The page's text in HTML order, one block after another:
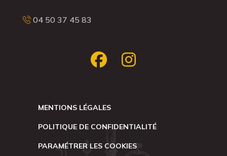
04 50 37 45 83
MENTIONS LÉGALES
POLITIQUE DE CONFIDENTIALITÉ
PARAMÉTRER LES COOKIES